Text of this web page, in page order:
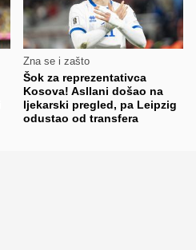
Zna se i zašto
Šok za reprezentativca
Kosova! Asllani došao na
ljekarski pregled, pa Leipzig
odustao od transfera